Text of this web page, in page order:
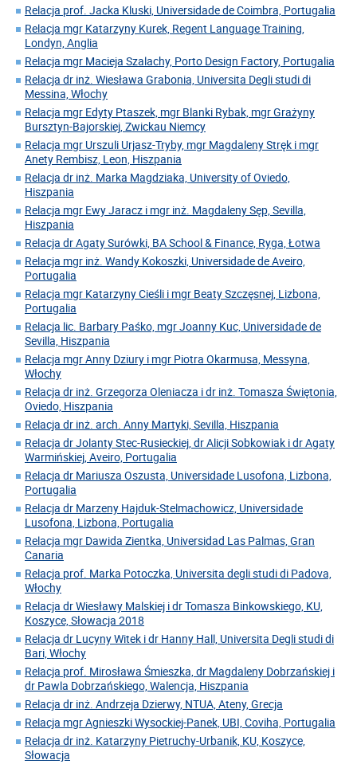
Relacja prof. Jacka Kluski, Universidade de Coimbra, Portugalia
Relacja mgr Katarzyny Kurek, Regent Language Training,
Londyn, Anglia
Relacja mgr Macieja Szalachy, Porto Design Factory, Portugalia
Relacja dr inż. Wiesława Grabonia, Universita Degli studi di
Messina, Włochy
Relacja mgr Edyty Ptaszek, mgr Blanki Rybak, mgr Grażyny
Bursztyn-Bajorskiej, Zwickau Niemcy
Relacja mgr Urszuli Urjasz-Tryby, mgr Magdaleny Stręk i mgr
Anety Rembisz, Leon, Hiszpania
Relacja dr inż. Marka Magdziaka, University of Oviedo,
Hiszpania
Relacja mgr Ewy Jaracz i mgr inż. Magdaleny Sęp, Sevilla,
Hiszpania
Relacja dr Agaty Surówki, BA School & Finance, Ryga, Łotwa
Relacja mgr inż. Wandy Kokoszki, Universidade de Aveiro,
Portugalia
Relacja mgr Katarzyny Cieśli i mgr Beaty Szczęsnej, Lizbona,
Portugalia
Relacja lic. Barbary Paśko, mgr Joanny Kuc, Universidade de
Sevilla, Hiszpania
Relacja mgr Anny Dziury i mgr Piotra Okarmusa, Messyna,
Włochy
Relacja dr inż. Grzegorza Oleniacza i dr inż. Tomasza Świętonia,
Oviedo, Hiszpania
Relacja dr inż. arch. Anny Martyki, Sevilla, Hiszpania
Relacja dr Jolanty Stec-Rusieckiej, dr Alicji Sobkowiak i dr Agaty
Warmińskiej, Aveiro, Portugalia
Relacja dr Mariusza Oszusta, Universidade Lusofona, Lizbona,
Portugalia
Relacja dr Marzeny Hajduk-Stelmachowicz, Universidade
Lusofona, Lizbona, Portugalia
Relacja mgr Dawida Zientka, Universidad Las Palmas, Gran
Canaria
Relacja prof. Marka Potoczka, Universita degli studi di Padova,
Włochy
Relacja dr Wiesławy Malskiej i dr Tomasza Binkowskiego, KU,
Koszyce, Słowacja 2018
Relacja dr Lucyny Witek i dr Hanny Hall, Universita Degli studi di
Bari, Włochy
Relacja prof. Mirosława Śmieszka, dr Magdaleny Dobrzańskiej i
dr Pawla Dobrzańskiego, Walencja, Hiszpania
Relacja dr inż. Andrzeja Dzierwy, NTUA, Ateny, Grecja
Relacja mgr Agnieszki Wysockiej-Panek, UBI, Coviha, Portugalia
Relacja dr inż. Katarzyny Pietruchy-Urbanik, KU, Koszyce,
Słowacja